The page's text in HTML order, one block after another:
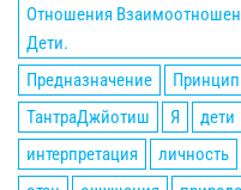
Отношения
Дети.
Предназначение
ТантраДжйотиш
Я дети
интерпретация
личность